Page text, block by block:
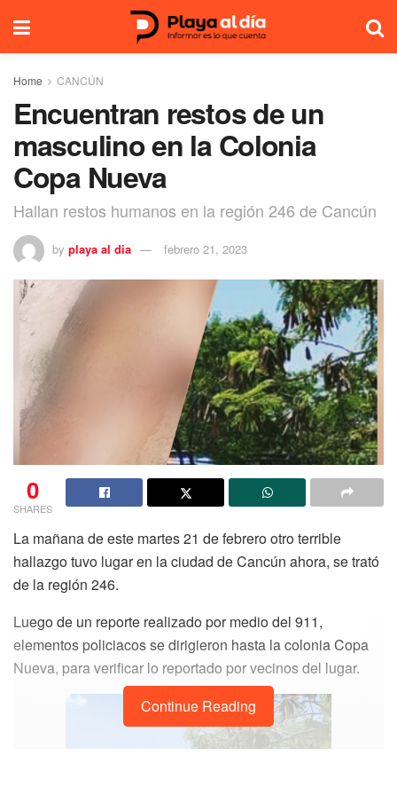
Home CANCÚN
Encuentran restos de un
masculino en la Colonia
Copa Nueva
Hallan restos humanos en la región 246 de Cancún
by playa al dia febrero 21, 2023
0
SHARES
La mañana de este martes 21 de febrero otro terrible
hallazgo tuvo lugar en la ciudad de Cancún ahora, se trató
de la región 246.
Luego de un reporte realizado por medio del 911,
elementos policiacos se dirigieron hasta la colonia Copa
Nueva, para verificar lo reportado por vecinos del lugar.
Continue Reading